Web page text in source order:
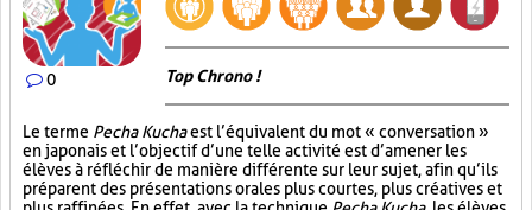
0 Top Chrono !
Le terme Pecha Kuchaest l’équivalent du mot « conversation »
en japonais et l’objectif d’une telle activité est d’amener les
élèves à réfléchir de manière différente sur leur sujet, afin qu’ils
préparent des présentations orales plus courtes, plus créatives et